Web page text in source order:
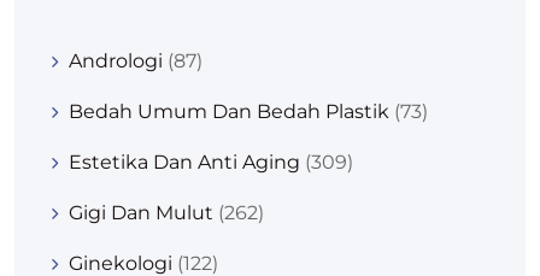
Andrologi (87)
Bedah Umum Dan Bedah Plastik (73)
Estetika Dan Anti Aging (309)
Gigi Dan Mulut (262)
Ginekologi (122)